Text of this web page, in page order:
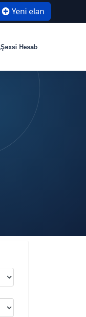
Yeni elan
Şəxsi Hesab